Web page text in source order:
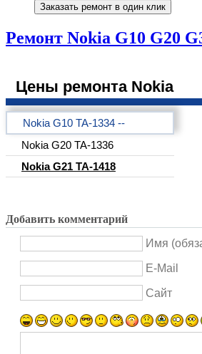
Ремонт Nokia G10 G20
Цены ремонта Nokia
Nokia G10 TA-1334 --
Nokia G20 TA-1336
Nokia G21 TA-1418
Добавить комментарий
Имя
E-Mail
Сайт